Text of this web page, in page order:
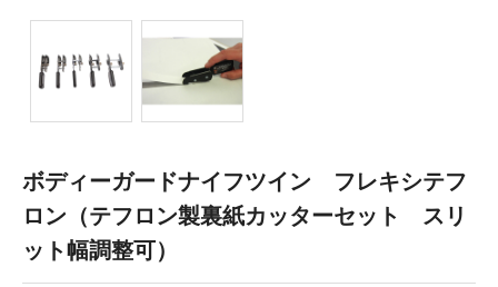
ボディーガードナイフツイン フレキシテフ
ロン（テフロン製裏紙カッターセット スリ
ット幅調整可）